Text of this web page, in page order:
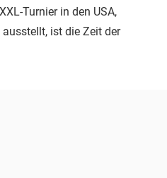
Turnier in den USA,
ist die Zeit der